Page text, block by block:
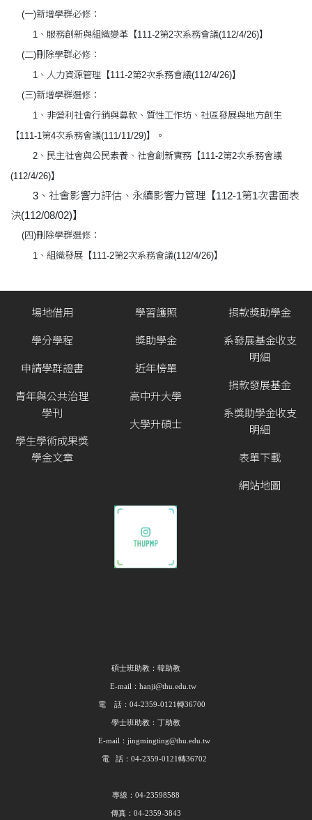
(一)新增學群必修：
1、服務創新與組織變革【111-2第2次系務會議(112/4/26)】
(二)刪除學群必修：
1、人力資源管理【111-2第2次系務會議(112/4/26)】
(三)新增學群選修：
1、非營利社會行銷與募款、質性工作坊、社區發展與地方創生
【111-1第4次系務會議(111/11/29)】。
2、民主社會與公民素養、社會創新實務【111-2第2次系務會議
(112/4/26)】
3、社會影響力評估、永續影響力管理【112-1第1次書面表
決(112/08/02)】
(四)刪除學群選修：
1、組織發展【111-2第2次系務會議(112/4/26)】
場地借用
學分學程
申請學群證書
青年與公共治理
學刊
學生學術成果獎
學金文章
學習護照
獎助學金
近年榜單
高中升大學
大學升碩士
捐款獎助學金
系發展基金收支
明細
捐款發展基金
系獎助學金收支
明細
表單下載
網站地圖
碩士班助教：韓助教
E-mail：hanji@thu.edu.tw
電 話：04-2359-0121轉36700
學士班助教：丁助教
E-mail：jingmingting@thu.edu.tw
電 話：04-2359-0121轉36702
專線：04-23598588
傳真：04-2359-3843